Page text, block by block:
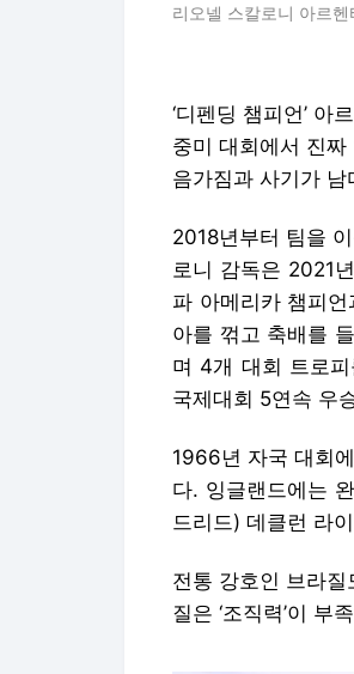
리오넬 스칼로니 아르
‘디펜딩 챔피언’ 아
중미 대회에서 진짜
음가짐과 사기가
2018년부터 팀을
로니 감독은 2021
파 아메리카 챔피
아를 꺾고 축배를
며 4개 대회 트로
국제대회 5연속 우
1966년 자국 대회
다. 잉글랜드에는
드리드) 데클런 라
전통 강호인 브라
질은 ‘조직력’이 부